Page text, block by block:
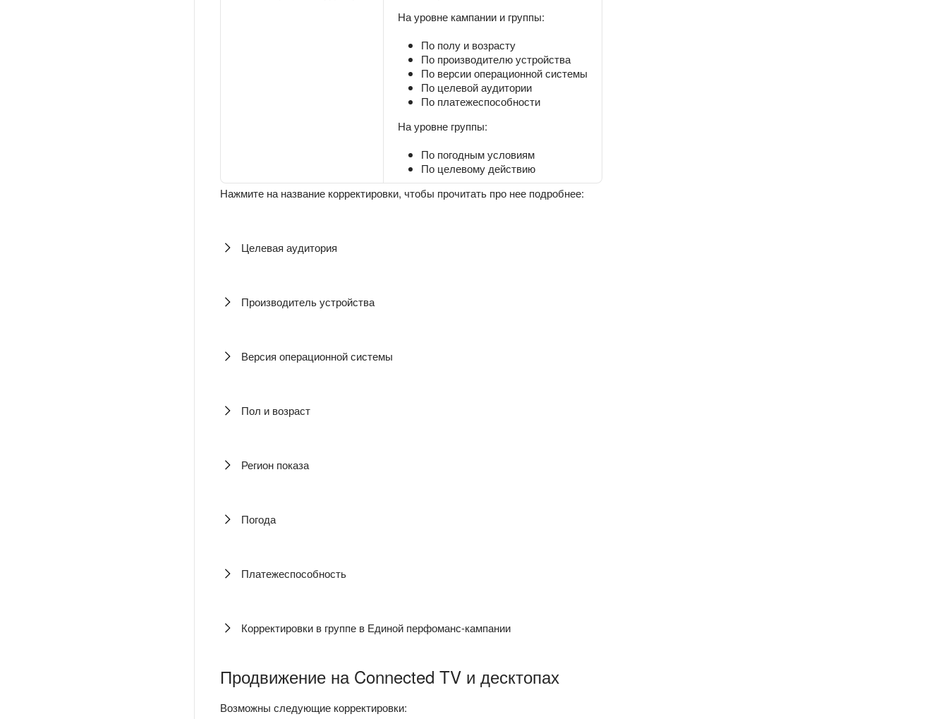
На уровне кампании и группы:
По полу и возрасту
По производителю устройства
По версии операционной системы
По целевой аудитории
По платежеспособности
На уровне группы:
По погодным условиям
По целевому действию
Нажмите на название корректировки, чтобы прочитать про нее подробнее:
Целевая аудитория
Производитель устройства
Версия операционной системы
Пол и возраст
Регион показа
Погода
Платежеспособность
Корректировки в группе в Единой перфоманс-кампании
Продвижение на Connected TV и десктопах
Возможны следующие корректировки: